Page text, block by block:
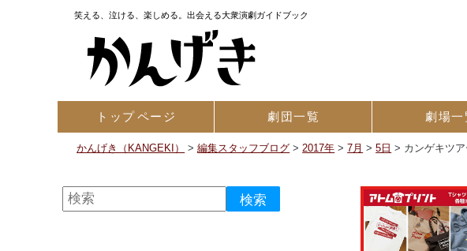
笑える、泣ける、楽しめる。出会える大衆演劇ガイドブック
トップページ 劇団一覧 劇場一
かんげき（KANGEKI） >編集スタッフブログ >2017年 >7月 >5日 > カンゲキツ